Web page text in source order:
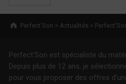
Breadcrumbs navigation
Perfect’Son > Actualités >
Perfect'Son est spécialiste du
Depuis plus de 12 ans, je
pour vous proposer des offres